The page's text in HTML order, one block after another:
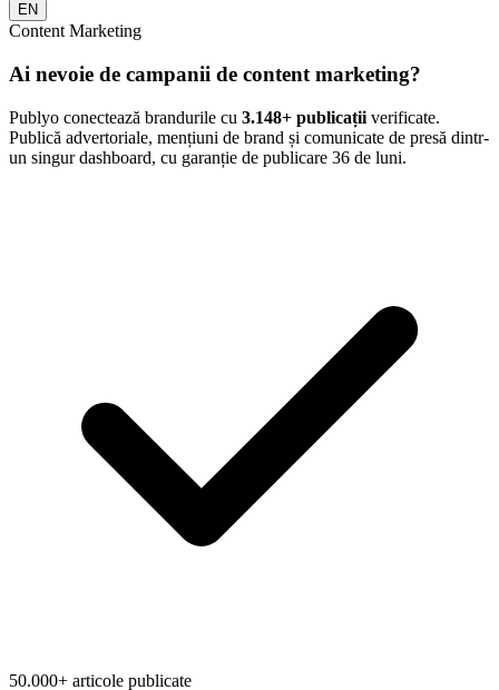
EN
Content Marketing
Ai nevoie de campanii de content marketing?
Publyo conectează brandurile cu 3.148+ publicații verificate.
Publică advertoriale, mențiuni de brand și comunicate de presă dintr-
un singur dashboard, cu garanție de publicare 36 de luni.
50.000+ articole publicate